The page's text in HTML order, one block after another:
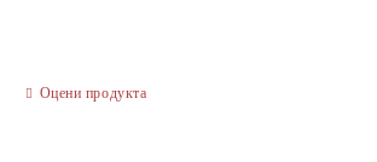
Оцени продукта